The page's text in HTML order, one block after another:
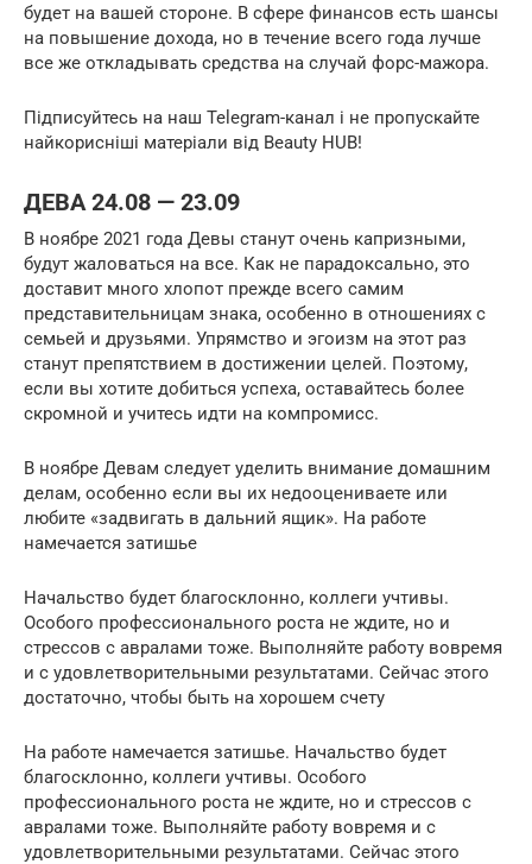
будет на вашей стороне. В сфере финансов есть шансы
на повышение дохода, но в течение всего года лучше
все же откладывать средства на случай форс-мажора.
Підписуйтесь на наш Telegram-канал і не пропускайте
найкорисніші матеріали від Beauty HUB!
ДЕВА 24.08 — 23.09
В ноябре 2021 года Девы станут очень капризными,
будут жаловаться на все. Как не парадоксально, это
доставит много хлопот прежде всего самим
представительницам знака, особенно в отношениях с
семьей и друзьями. Упрямство и эгоизм на этот раз
станут препятствием в достижении целей. Поэтому,
если вы хотите добиться успеха, оставайтесь более
скромной и учитесь идти на компромисс.
В ноябре Девам следует уделить внимание домашним
делам, особенно если вы их недооцениваете или
любите «задвигать в дальний ящик». На работе
намечается затишье
Начальство будет благосклонно, коллеги учтивы.
Особого профессионального роста не ждите, но и
стрессов с авралами тоже. Выполняйте работу вовремя
и с удовлетворительными результатами. Сейчас этого
достаточно, чтобы быть на хорошем счету
На работе намечается затишье. Начальство будет
благосклонно, коллеги учтивы. Особого
профессионального роста не ждите, но и стрессов с
авралами тоже. Выполняйте работу вовремя и с
удовлетворительными результатами. Сейчас этого